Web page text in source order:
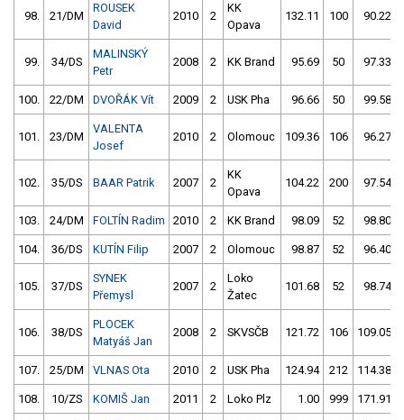
98. 21/DM
ROUSEK
David
2010 2
KK
Opava
132.11 100 90.22
99. 34/DS
MALINSKÝ
Petr
2008 2 KK Brand 95.69 50 97.33
100. 22/DM DVOŘÁK Vít 2009 2 USK Pha 96.66 50 99.58
101. 23/DM
VALENTA
Josef
2010 2 Olomouc 109.36 106 96.27
102. 35/DS BAAR Patrik 2007 2
KK
Opava
104.22 200 97.54
103. 24/DM FOLTÍN Radim 2010 2 KK Brand 98.09 52 98.80
104. 36/DS KUTÍN Filip 2007 2 Olomouc 98.87 52 96.40
105. 37/DS
SYNEK
Přemysl
2007 2
Loko
Žatec
101.68 52 98.74
106. 38/DS
PLOCEK
Matyáš Jan
2008 2 SKVSČB 121.72 106 109.05
107. 25/DM VLNAS Ota 2010 2 USK Pha 124.94 212 114.38
108. 10/ZS KOMIŠ Jan 2011 2 Loko Plz 1.00 999 171.91